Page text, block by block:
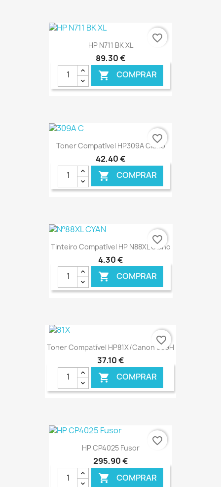
HP N711 BK XL
89,30 €
 COMPRAR
€ ONLINE
favorite_border
Toner Compatível HP309A Ciano
42,40 €
 COMPRAR
€ ONLINE
favorite_border
Tinteiro Compatível HP N88XL Ciano
4,30 €
 COMPRAR
€ ONLINE
favorite_border
Toner Compatível HP81X/Canon 039H
37,10 €
 COMPRAR
€ ONLINE
favorite_border
HP CP4025 Fusor
295,90 €
 COMPRAR
favorite_border